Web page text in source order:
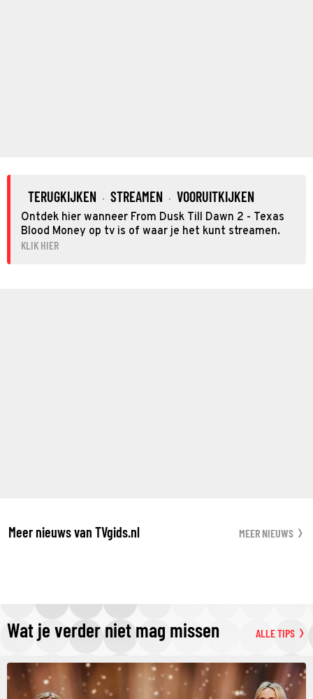
TERUGKIJKEN · STREAMEN · VOORUITKIJKEN
Ontdek hier wanneer From Dusk Till Dawn 2 - Texas
Blood Money op tv is of waar je het kunt streamen.
KLIK HIER
Meer nieuws van TVgids.nl MEER NIEUWS
Wat je verder niet mag missen ALLE TIPS